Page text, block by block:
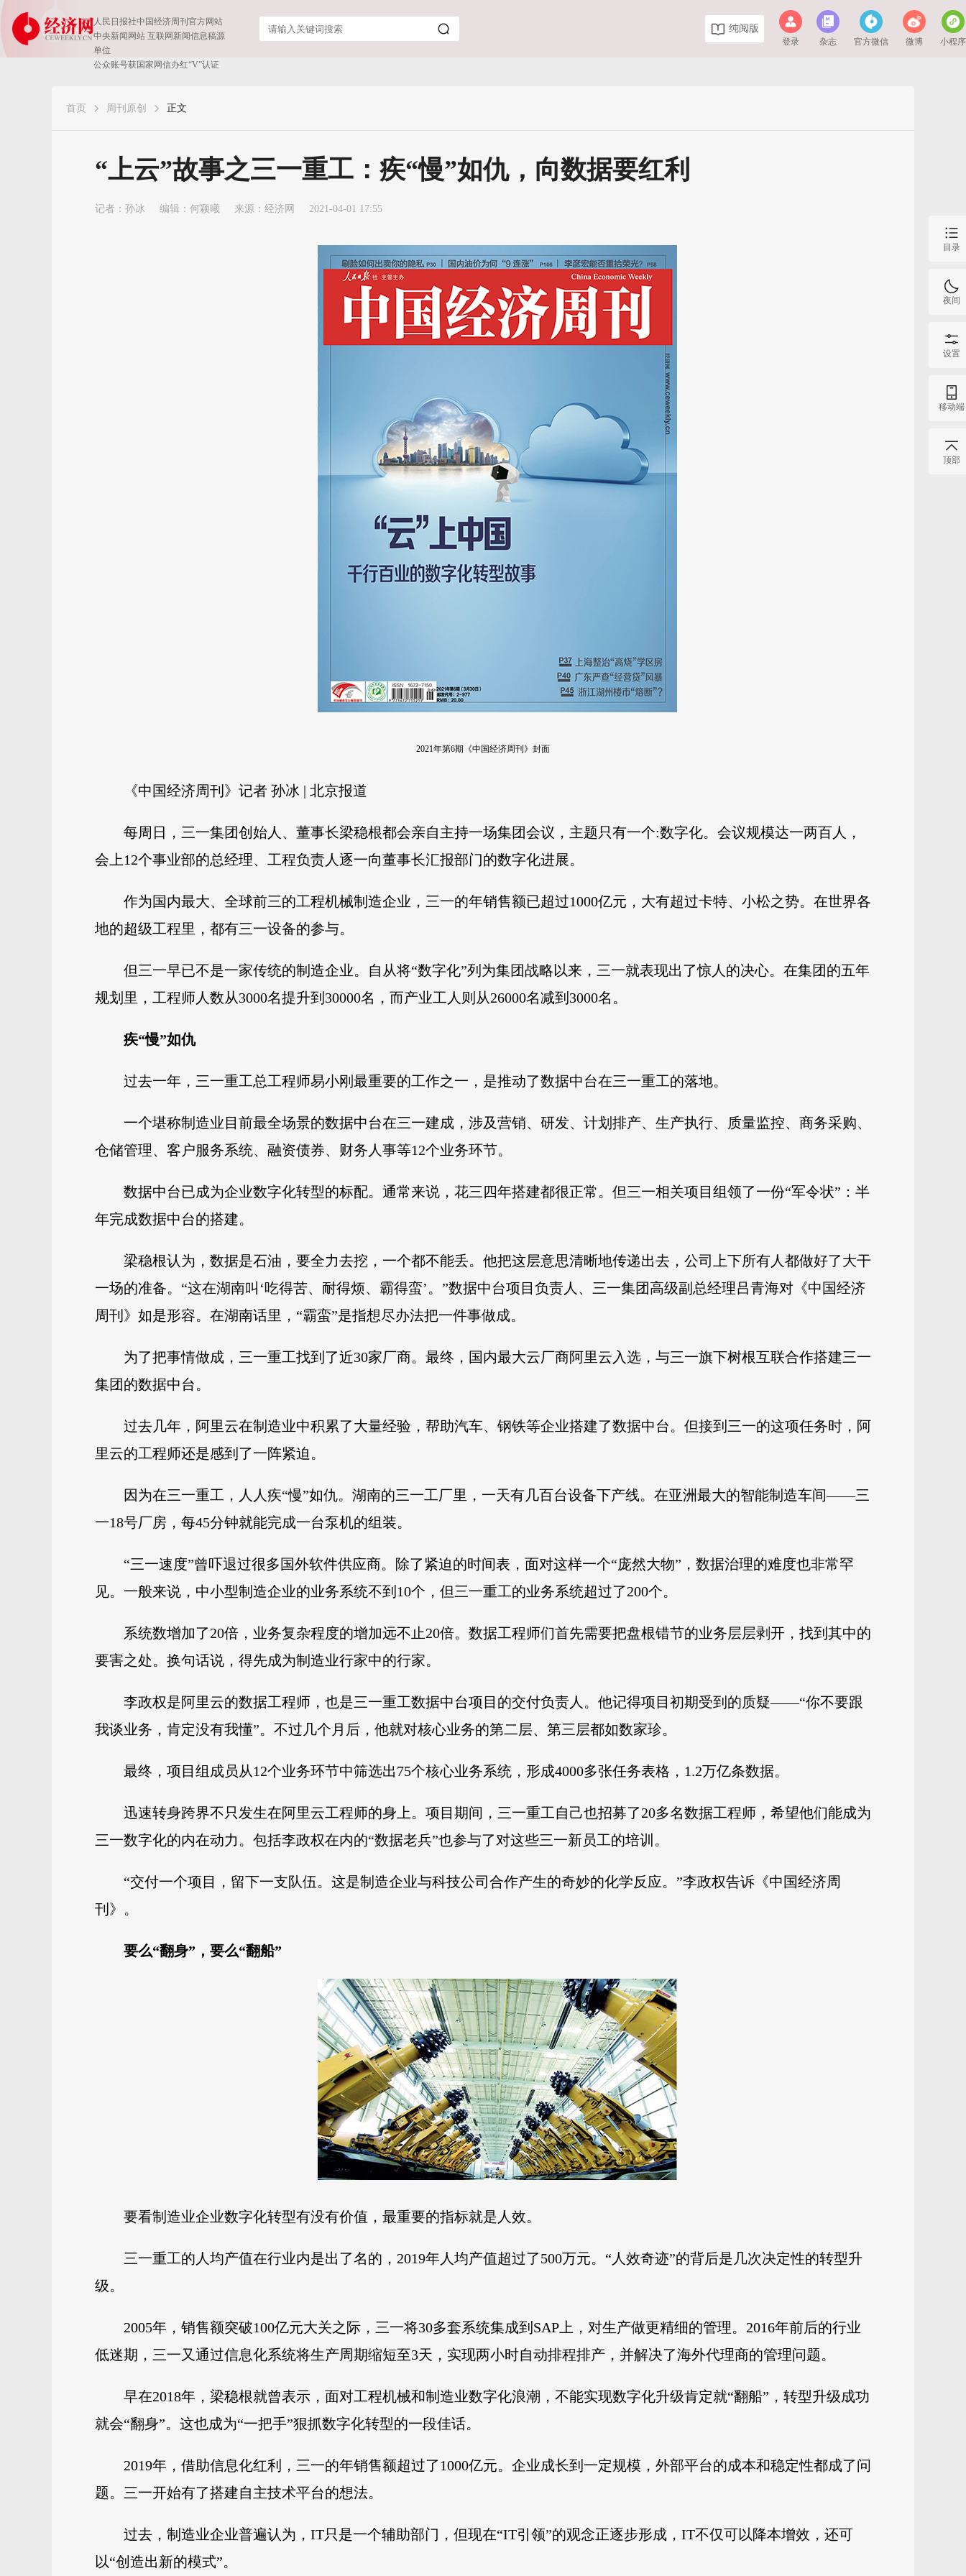
人民日报社中国经济周刊官方网站
中央新闻网站 互联网新闻信息稿源
单位
公众账号获国家网信办红“V”认证
纯阅版
登录 杂志 官方微信 微博 小程序
首页 周刊原创 正文
“上云”故事之三一重工：疾“慢”如仇，向数据要红利
记者： 孙冰 编辑：何颖曦 来源：经济网 2021-04-01 17:55
2021年第6期《中国经济周刊》封面
《中国经济周刊》记者 孙冰 | 北京报道
每周日，三一集团创始人、董事长梁稳根都会亲自主持一场集团会议，主题只有一个:数字化。会议规模达一两百人，
会上12个事业部的总经理、工程负责人逐一向董事长汇报部门的数字化进展。
作为国内最大、全球前三的工程机械制造企业，三一的年销售额已超过1000亿元，大有超过卡特、小松之势。在世界各
地的超级工程里，都有三一设备的参与。
但三一早已不是一家传统的制造企业。自从将“数字化”列为集团战略以来，三一就表现出了惊人的决心。在集团的五年
规划里，工程师人数从3000名提升到30000名，而产业工人则从26000名减到3000名。
疾“慢”如仇
过去一年，三一重工总工程师易小刚最重要的工作之一，是推动了数据中台在三一重工的落地。
一个堪称制造业目前最全场景的数据中台在三一建成，涉及营销、研发、计划排产、生产执行、质量监控、商务采购、
仓储管理、客户服务系统、融资债券、财务人事等12个业务环节。
数据中台已成为企业数字化转型的标配。通常来说，花三四年搭建都很正常。但三一相关项目组领了一份“军令状”：半
年完成数据中台的搭建。
梁稳根认为，数据是石油，要全力去挖，一个都不能丢。他把这层意思清晰地传递出去，公司上下所有人都做好了大干
一场的准备。“这在湖南叫‘吃得苦、耐得烦、霸得蛮’。”数据中台项目负责人、三一集团高级副总经理吕青海对《中国经济
周刊》如是形容。在湖南话里，“霸蛮”是指想尽办法把一件事做成。
为了把事情做成，三一重工找到了近30家厂商。最终，国内最大云厂商阿里云入选，与三一旗下树根互联合作搭建三一
集团的数据中台。
过去几年，阿里云在制造业中积累了大量经验，帮助汽车、钢铁等企业搭建了数据中台。但接到三一的这项任务时，阿
里云的工程师还是感到了一阵紧迫。
因为在三一重工，人人疾“慢”如仇。湖南的三一工厂里，一天有几百台设备下产线。在亚洲最大的智能制造车间——三
一18号厂房，每45分钟就能完成一台泵机的组装。
“三一速度”曾吓退过很多国外软件供应商。除了紧迫的时间表，面对这样一个“庞然大物”，数据治理的难度也非常罕
见。一般来说，中小型制造企业的业务系统不到10个，但三一重工的业务系统超过了200个。
系统数增加了20倍，业务复杂程度的增加远不止20倍。数据工程师们首先需要把盘根错节的业务层层剥开，找到其中的
要害之处。换句话说，得先成为制造业行家中的行家。
李政权是阿里云的数据工程师，也是三一重工数据中台项目的交付负责人。他记得项目初期受到的质疑——“你不要跟
我谈业务，肯定没有我懂”。不过几个月后，他就对核心业务的第二层、第三层都如数家珍。
最终，项目组成员从12个业务环节中筛选出75个核心业务系统，形成4000多张任务表格，1.2万亿条数据。
迅速转身跨界不只发生在阿里云工程师的身上。项目期间，三一重工自己也招募了20多名数据工程师，希望他们能成为
三一数字化的内在动力。包括李政权在内的“数据老兵”也参与了对这些三一新员工的培训。
“交付一个项目，留下一支队伍。这是制造企业与科技公司合作产生的奇妙的化学反应。”李政权告诉《中国经济周
刊》。
要么“翻身”，要么“翻船”
要看制造业企业数字化转型有没有价值，最重要的指标就是人效。
三一重工的人均产值在行业内是出了名的，2019年人均产值超过了500万元。“人效奇迹”的背后是几次决定性的转型升
级。
2005年，销售额突破100亿元大关之际，三一将30多套系统集成到SAP上，对生产做更精细的管理。2016年前后的行业
低迷期，三一又通过信息化系统将生产周期缩短至3天，实现两小时自动排程排产，并解决了海外代理商的管理问题。
早在2018年，梁稳根就曾表示，面对工程机械和制造业数字化浪潮，不能实现数字化升级肯定就“翻船”，转型升级成功
就会“翻身”。这也成为“一把手”狠抓数字化转型的一段佳话。
2019年，借助信息化红利，三一的年销售额超过了1000亿元。企业成长到一定规模，外部平台的成本和稳定性都成了问
题。三一开始有了搭建自主技术平台的想法。
过去，制造业企业普遍认为，IT只是一个辅助部门，但现在“IT引领”的观念正逐步形成，IT不仅可以降本增效，还可
以“创造出新的模式”。
目录
夜间
设置
移动端
顶部